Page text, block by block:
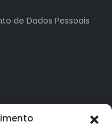
de Dados Pessoais